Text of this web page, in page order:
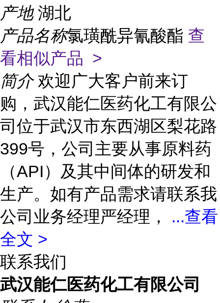
产地 湖北
产品名称氯璜酰异氰酸酯 查
看相似产品 >
简介 欢迎广大客户前来订
购，武汉能仁医药化工有限公
司位于武汉市东西湖区梨花路
399号，公司主要从事原料药
（API）及其中间体的研发和
生产。如有产品需求请联系我
公司业务经理严经理， ...查看
全文 >
联系我们
武汉能仁医药化工有限公司